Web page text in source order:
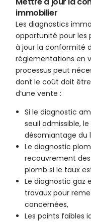
immobilier
Les diagnostics
opportunité pour les
à jour la conformité
réglementations en
processus peut
dont le coût doit
d’une vente :
Si le diagnostic
seuil admissible,
désamiantage du
Le diagnostic
recouvrement
plomb si le taux
Le diagnostic gaz
travaux pour
concernées,
Les points faibles